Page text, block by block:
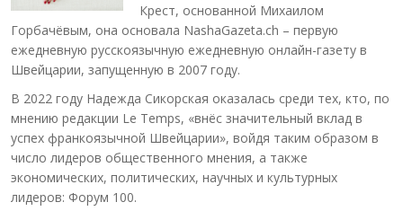
Крест, основанной Михаилом
Горбачёвым, она основала NashaGazeta.ch – первую
ежедневную русскоязычную ежедневную онлайн-газету в
Швейцарии, запущенную в 2007 году.
В 2022 году Надежда Сикорская оказалась среди тех, кто, по
мнению редакции Le Temps, «внёс значительный вклад в
успех франкоязычной Швейцарии», войдя таким образом в
число лидеров общественного мнения, а также
экономических, политических, научных и культурных
лидеров: Форум 100.